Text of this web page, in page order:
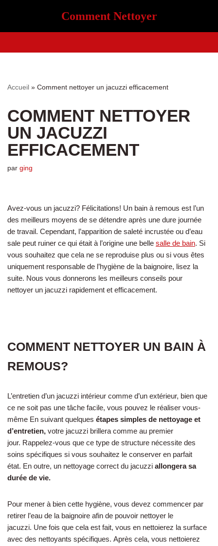
Comment Nettoyer
Accueil » Comment nettoyer un jacuzzi efficacement
COMMENT NETTOYER
UN JACUZZI
EFFICACEMENT
par ging
Avez-vous un jacuzzi? Félicitations! Un bain à remous est l’un
des meilleurs moyens de se détendre après une dure journée
de travail. Cependant, l’apparition de saleté incrustée ou d’eau
sale peut ruiner ce qui était à l’origine une belle salle de bain. Si
vous souhaitez que cela ne se reproduise plus ou si vous êtes
uniquement responsable de l’hygiène de la baignoire, lisez la
suite. Nous vous donnerons les meilleurs conseils pour
nettoyer un jacuzzi rapidement et efficacement.
COMMENT NETTOYER UN BAIN À
REMOUS?
L’entretien d’un jacuzzi intérieur comme d’un extérieur, bien que
ce ne soit pas une tâche facile, vous pouvez le réaliser vous-
même En suivant quelques étapes simples de nettoyage et
d’entretien, votre jacuzzi brillera comme au premier
jour. Rappelez-vous que ce type de structure nécessite des
soins spécifiques si vous souhaitez le conserver en parfait
état. En outre, un nettoyage correct du jacuzzi allongera sa
durée de vie.
Pour mener à bien cette hygiène, vous devez commencer par
retirer l’eau de la baignoire afin de pouvoir nettoyer le
jacuzzi. Une fois que cela est fait, vous en nettoierez la surface
avec des nettoyants spécifiques. Après cela, vous nettoierez